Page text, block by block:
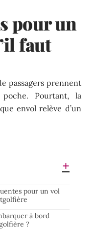
pour un
faut
passagers prennent
Pourtant, la
envol relève d’un
pour un vol
à bord
?